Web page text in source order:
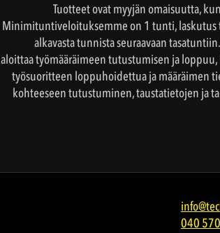
Tuotteet ovat myyjän omaisuutta,
Minimituntiveloituksemme on 1 tunti,
alkavasta tunnista seuraavaan
aloittaa työmääräimeen tutustumisen ja
työsuoritteen loppuhoidettua ja määräimen
kohteeseen tutustuminen, taustatietojen ja
040